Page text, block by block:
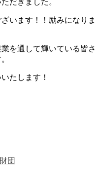
だきました。
います！！励みになりま
を通して輝いている皆さ
たします！
団